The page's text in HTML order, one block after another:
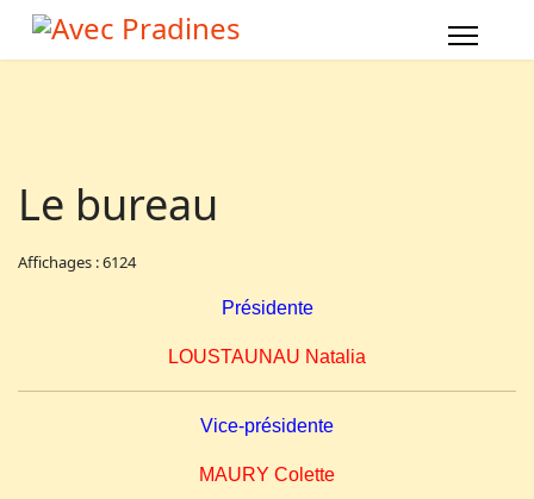
Le bureau
Affichages : 6124
Présidente
LOUSTAUNAU Natalia
Vice-présidente
MAURY Colette